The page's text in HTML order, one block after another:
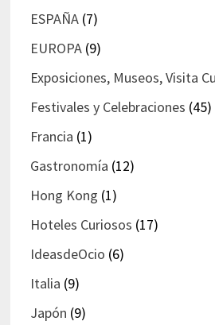
ESPAÑA(7)
EUROPA(9)
Exposiciones, Museos, Visita
Festivales y Celebraciones (45)
Francia (1)
Gastronomía (12)
Hong Kong (1)
Hoteles Curiosos (17)
IdeasdeOcio (6)
Italia (9)
Japón (9)